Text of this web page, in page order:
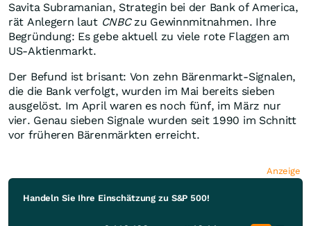
Savita Subramanian, Strategin bei der Bank of America,
rät Anlegern laut CNBCzu Gewinnmitnahmen. Ihre
Begründung: Es gebe aktuell zu viele rote Flaggen am
US-Aktienmarkt.
Der Befund ist brisant: Von zehn Bärenmarkt-Signalen,
die die Bank verfolgt, wurden im Mai bereits sieben
ausgelöst. Im April waren es noch fünf, im März nur
vier. Genau sieben Signale wurden seit 1990 im Schnitt
vor früheren Bärenmärkten erreicht.
Anzeige
Handeln Sie Ihre Einschätzung zu S&P 500!